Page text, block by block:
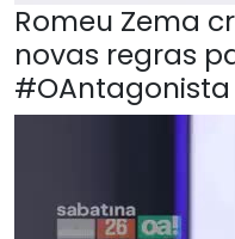
Romeu Zema
novas regras
#OAntagonista